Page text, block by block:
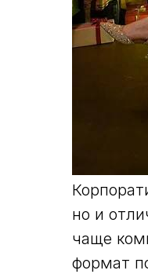
но и
чаще
формат